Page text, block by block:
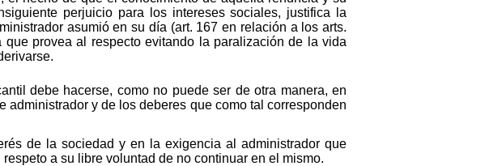
perjuicio para los intereses sociales, justifica la
asumió en su día (art. 167 en relación a los arts.
provea al respecto evitando la paralización de la vida
debe hacerse, como no puede ser de otra manera, en
y de los deberes que como tal corresponden
de la sociedad y en la exigencia al administrador que
a su libre voluntad de no continuar en el mismo.